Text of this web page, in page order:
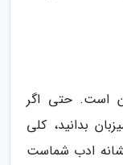
است. حتی اگر
بدانید، کلی
نشانه ادب شماست